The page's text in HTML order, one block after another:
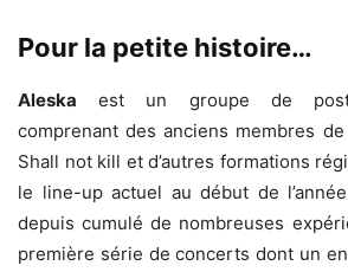
Pour la petite histoire…
Aleska est un groupe de post-
comprenant des anciens membres
Shall not kill et d’autres formations
le line-up actuel au début de
depuis cumulé de nombreuses
première série de concerts dont un